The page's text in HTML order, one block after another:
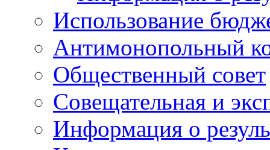
Использование
Антимонопольный
Общественный совет
Совещательная и
Информация о